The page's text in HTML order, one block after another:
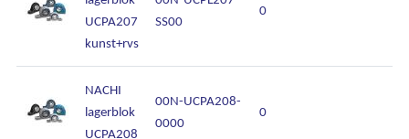
UCPA207
kunst+rvs
SS00
0
NACHI
lagerblok
UCPA208
00N-UCPA208-
0000
0